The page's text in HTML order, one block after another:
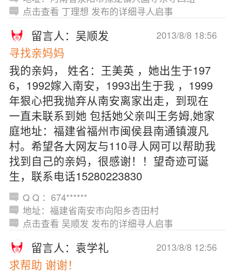
点击查看 丁理想 发布的详细寻人启事
2013/8/8 18:56
留言人：吴顺发
寻找亲妈妈
我的亲妈， 姓名：王美英 ，她出生于197
6，1992嫁入南安，1993出生于我 ，1999
年狠心把我抛弃从南安离家出走，到现在
一直未联系到她 包括她父亲叫王务姆,她家
庭地址：福建省福州市闽侯县南通镇渡凡
村。希望各大网友与110寻人网可以帮助我
找到自己的亲妈，很感谢！！望奇迹可诞
生，联系电话15280223830
Q Q ：674******
地址：福建省南安市向阳乡杏田村
点击查看 吴顺发 发布的详细寻人启事
2013/8/8 12:56
留言人：袁学礼
求帮助 谢谢！